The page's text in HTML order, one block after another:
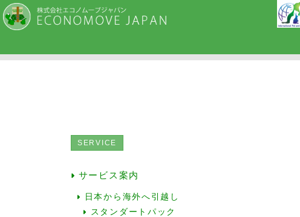
SERVICE
サービス案内
日本から海外へ引越し
スタンダートパック